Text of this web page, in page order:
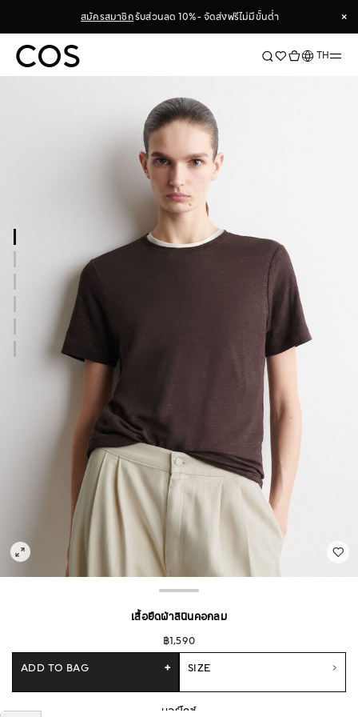
สมัครสมาชิกรับส่วนลด 10% - จัดส่งฟรีไม่มีขั้นต่ำ
×
×
ภาษาTH
เสื้อยืดผ้าลินินคอกลม
฿1,590
SIZE
ADD TO BAG +
บอร์โดซ์